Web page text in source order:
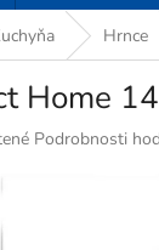
Hrnce
Home
Podrobnosti